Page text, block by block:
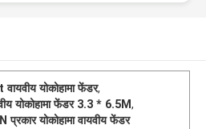
वायवीय योकोहामा फेंडर,
योकोहामा फेंडर 3.3 * 6.5M,
प्रकार योकोहामा वायवीय फेंडर